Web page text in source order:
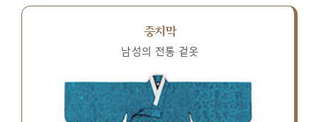
중치막
남성의 전통 겉옷